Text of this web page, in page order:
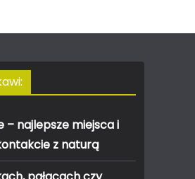
– najlepsze miejsca i
z naturą